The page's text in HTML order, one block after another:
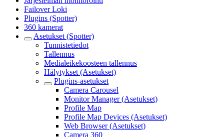
Failover Loki
Plugins (Spotter)
360 kamerat
Asetukset (Spotter)
Tunnistetiedot
Tallennus
Medialeikekoosteen tallennus
Hälytykset (Asetukset)
Plugins-asetukset
Camera Carousel
Monitor Manager (Asetukset)
Profile Map
Profile Map Devices (Asetukset)
Web Browser (Asetukset)
Camera 360